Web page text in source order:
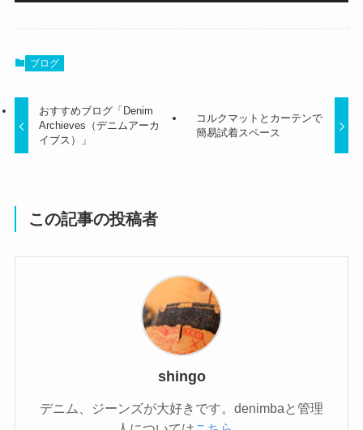
ブログ
おすすめブログ「Denim
Archieves（デニムアーカ
イブス）」
コルクマットとカーテンで
簡易試着スペース
この記事の投稿者
shingo
デニム、ジーンズが大好きです。denimbaと管理